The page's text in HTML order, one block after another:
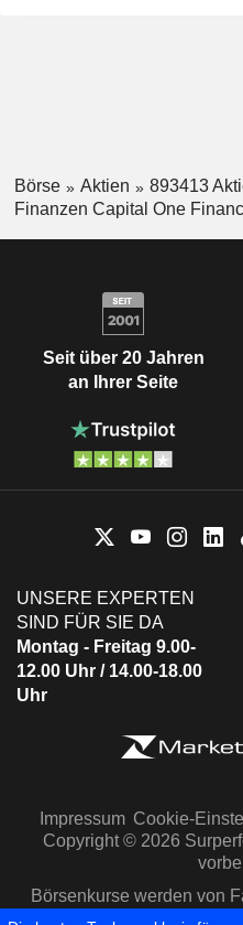
Börse Aktien
893413
Finanzen Capital One
Seit über 20 Jahren
an Ihrer Seite
UNSERE EXPERTEN
SIND FÜR SIE DA
Montag - Freitag 9.00-
12.00 Uhr / 14.00-18.00
Uhr
Impressum Cookie-
Copyright © 2026
Börsenkurse werden von
Capital IQ zur